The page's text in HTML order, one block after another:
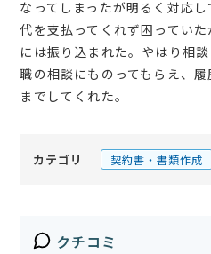
なってしまったが明るく対応
代を支払ってくれず困ってい
には振り込まれた。やはり相
職の相談にものってもらえ、
までしてくれた。
カテゴリ 契約書・書類作成
クチコミ